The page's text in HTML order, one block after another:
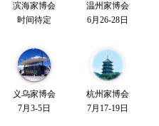
滨海家博会
时间待定
温州家博会
6月26-28日
义乌家博会
7月3-5日
杭州家博会
7月17-19日